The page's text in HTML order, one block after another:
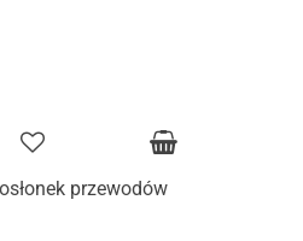
przewodów